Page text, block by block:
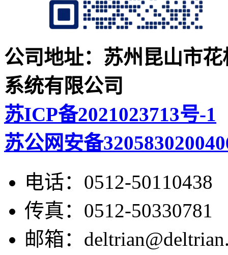
公司地址：苏州昆山市
系统有限公司
苏ICP备2021023713号-1
苏公网安备
电话： 0512-50110438
传真： 0512-50330781
邮箱：